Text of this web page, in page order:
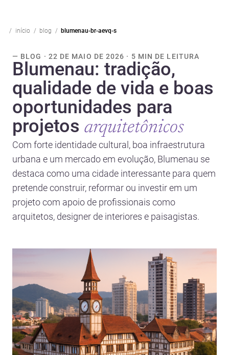
início blog blumenau-br-aevq-s
— BLOG · 22 DE MAIO DE 2026 · 5 MIN DE LEITURA
Blumenau: tradição,
qualidade de vida e boas
oportunidades para
projetos arquitetônicos
Com forte identidade cultural, boa infraestrutura
urbana e um mercado em evolução, Blumenau se
destaca como uma cidade interessante para quem
pretende construir, reformar ou investir em um
projeto com apoio de profissionais como
arquitetos, designer de interiores e paisagistas.